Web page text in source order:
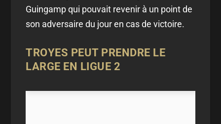
Guingamp qui pouvait revenir à un point de
son adversaire du jour en cas de victoire.
TROYES PEUT PRENDRE LE
LARGE EN LIGUE 2